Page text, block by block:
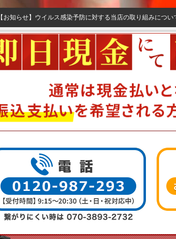
【お知らせ】ウイルス感染予防に対する当店の取り組みについ